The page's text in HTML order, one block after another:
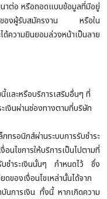
าต่อ หรือถอดแบบข้อมูลที่มีอยู่
ต์ของผู้รับสมัครงาน หรือใน
ความยินยอมล่วงหน้าเป็นลาย
ละหรือบริการเสริมอื่นๆ ที่
เงินผ่านช่องทางตามที่บริษัท
ทรอนิกส์ผ่านระบบการรับชำระ
ไขการให้บริการเป็นไปตามที่
บชำระเงินนั้นๆ กำหนดไว้ ซึ่ง
ของเงื่อนไขเหล่านั้นได้จาก
บันการเงิน ทั้งนี้ หากเกิดความ